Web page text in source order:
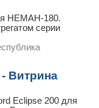
НЕМАН-180.
серии
Витрина
Eclipse 200 для